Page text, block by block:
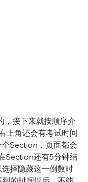
，接下来就按顺序介
上角还会有考试时间
Section，页面都会
Section还有5分钟结
择隐藏这一倒数时